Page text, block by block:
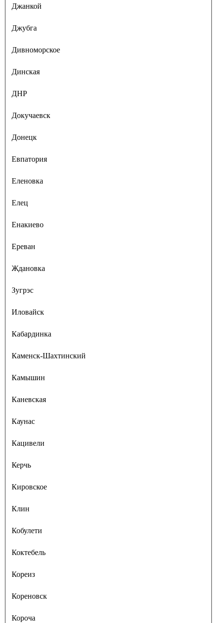
Джанкой
Джубга
Дивноморское
Динская
ДНР
Докучаевск
Донецк
Евпатория
Еленовка
Елец
Енакиево
Ереван
Ждановка
Зугрэс
Иловайск
Кабардинка
Каменск-Шахтинский
Камышин
Каневская
Каунас
Кацивели
Керчь
Кировское
Клин
Кобулети
Коктебель
Кореиз
Кореновск
Короча